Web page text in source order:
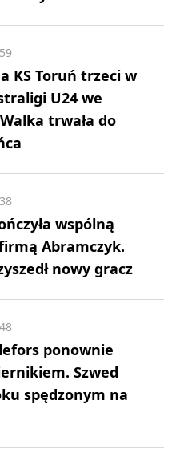
KS Toruń trzeci w
U24 we
trwała do
wspólną
Abramczyk.
nowy gracz
ponownie
Szwed
spędzonym na